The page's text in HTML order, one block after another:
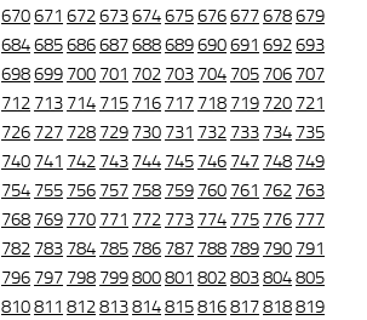
670671 672673674675676677678679
684685686687688689690691 692693
698699 700 701 702 703 704 705 706 707
712 713 714 715 716 717 718 719 720 721
726 727 728 729 730 731 732 733 734 735
740 741 742 743 744 745 746 747 748 749
754 755 756 757 758 759 760 761 762 763
768 769 770 771 772 773 774 775 776 777
782 783 784 785 786 787 788 789 790 791
796 797 798 799800801 802803804805
810811 812813814815816817818819